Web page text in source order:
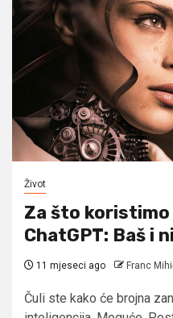
Život
Za što koristimo
ChatGPT: Baš i
11 mjeseci ago Franc
Čuli ste kako će brojna